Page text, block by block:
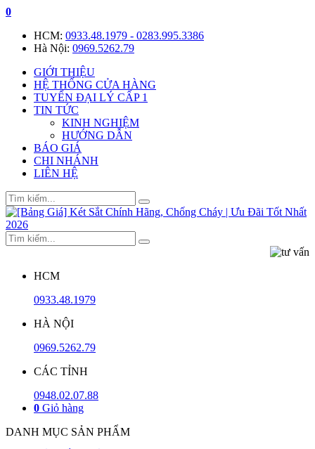
0
HCM: 0933.48.1979 - 0283.995.3386
Hà Nội: 0969.5262.79
GIỚI THIỆU
HỆ THỐNG CỬA HÀNG
TUYỂN ĐẠI LÝ CẤP 1
TIN TỨC
KINH NGHIỆM
HƯỚNG DẪN
BÁO GIÁ
CHI NHÁNH
LIÊN HỆ
HCM
0933.48.1979
HÀ NỘI
0969.5262.79
CÁC TỈNH
0948.02.07.88
0 Giỏ hàng
DANH MỤC SẢN PHẨM